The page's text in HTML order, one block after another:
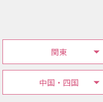
関東
中国・四国